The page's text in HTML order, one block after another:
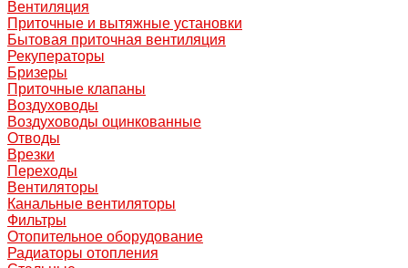
Вентиляция
Приточные и вытяжные установки
Бытовая приточная вентиляция
Рекуператоры
Бризеры
Приточные клапаны
Воздуховоды
Воздуховоды оцинкованные
Отводы
Врезки
Переходы
Вентиляторы
Канальные вентиляторы
Фильтры
Отопительное оборудование
Радиаторы отопления